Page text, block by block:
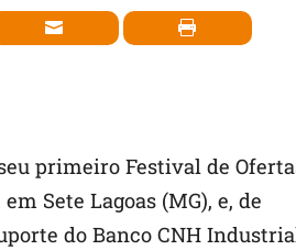
primeiro Festival de
Sete Lagoas (MG), e, de
do Banco CNH